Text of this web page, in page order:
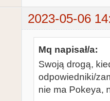
2023-05-06
Mq napisał/a:
Swoją drogą,
odpowiedniki/
nie ma Pokeya,